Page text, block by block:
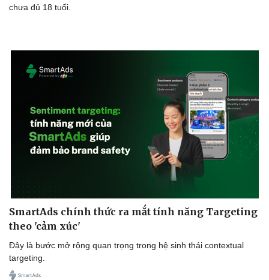
chưa đủ 18 tuổi.
SmartAds chính thức ra mắt tính năng Targeting
theo 'cảm xúc'
Đây là bước mở rộng quan trọng trong hệ sinh thái contextual
targeting.